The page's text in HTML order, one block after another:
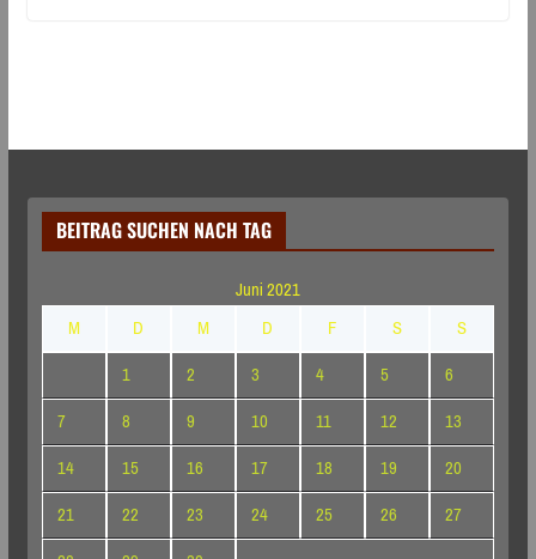
BEITRAG SUCHEN NACH TAG
Juni 2021
M
D M D F S
S
1
2 3 4 5
6
7
8 9 10 11 12
13
14
15 16 17 18 19
20
21
22 23 24 25 26
27